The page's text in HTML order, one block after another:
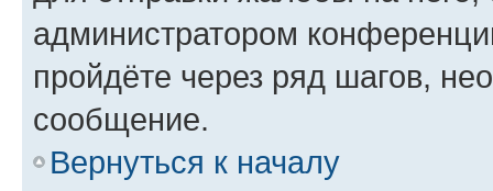
администратором
пройдёте через ряд шагов,
сообщение.
Вернуться к началу